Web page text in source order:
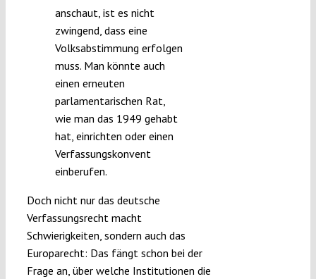
anschaut, ist es nicht
zwingend, dass eine
Volksabstimmung erfolgen
muss. Man könnte auch
einen erneuten
parlamentarischen Rat,
wie man das 1949 gehabt
hat, einrichten oder einen
Verfassungskonvent
einberufen.
Doch nicht nur das deutsche
Verfassungsrecht macht
Schwierigkeiten, sondern auch das
Europarecht: Das fängt schon bei der
Frage an, über welche Institutionen die